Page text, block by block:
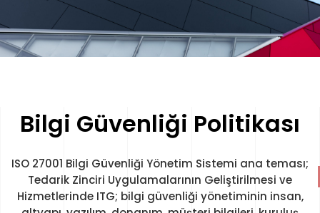
MANAGEMENT
MANAGEMENT
MANUFACTURING
DEFENCE &
SERVICE
Bilgi Güvenliği Politikası
ISO 27001 Bilgi Güvenliği Yönetim Sistemi ana teması;
Tedarik Zinciri Uygulamalarının Geliştirilmesi ve
Hizmetlerinde ITG; bilgi güvenliği yönetiminin insan,